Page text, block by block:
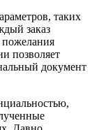
таких
заказ
пожелания
позволяет
документ